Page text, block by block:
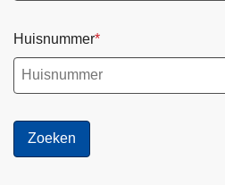
Huisnummer